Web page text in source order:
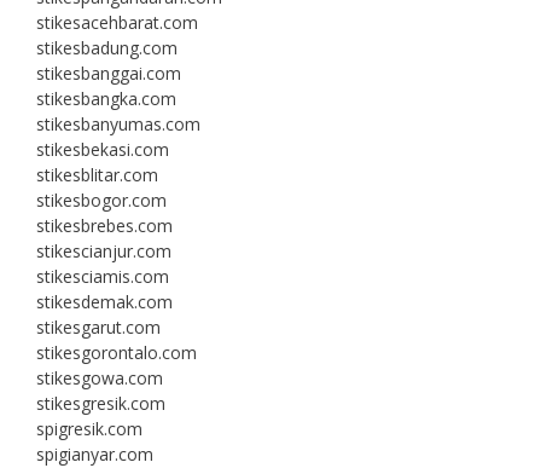
stikesacehbarat.com
stikesbadung.com
stikesbanggai.com
stikesbangka.com
stikesbanyumas.com
stikesbekasi.com
stikesblitar.com
stikesbogor.com
stikesbrebes.com
stikescianjur.com
stikesciamis.com
stikesdemak.com
stikesgarut.com
stikesgorontalo.com
stikesgowa.com
stikesgresik.com
spigresik.com
spigianyar.com